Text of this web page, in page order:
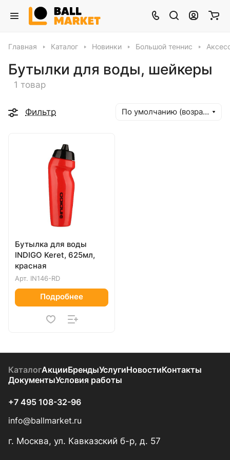
Главная Каталог Новинки Большой теннис
Бутылки для воды, шейкеры
1 товар
Фильтр По умолчанию (возрастание)
Бутылка для воды
INDIGO Keret, 625мл,
красная
Арт. IN146-RD
Подробнее
КаталогАкцииБрендыУслугиНовостиКонтакты
ДокументыУсловия работы
+7 495 108-32-96
info@ballmarket.ru
г. Москва, ул. Кавказский б-р, д. 57